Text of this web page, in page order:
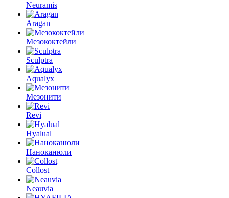
Neuramis
Aragan
Мезококтейли
Sculptra
Aqualyx
Мезонити
Revi
Hyalual
Наноканюли
Collost
Neauvia